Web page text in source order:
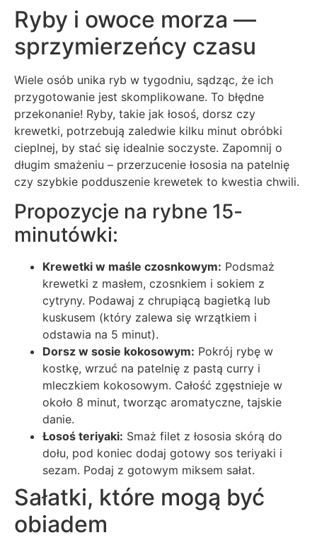
Ryby i owoce morza —
sprzymierzeńcy czasu
Wiele osób unika ryb w tygodniu, sądząc, że ich
przygotowanie jest skomplikowane. To błędne
przekonanie! Ryby, takie jak łosoś, dorsz czy
krewetki, potrzebują zaledwie kilku minut obróbki
cieplnej, by stać się idealnie soczyste. Zapomnij o
długim smażeniu – przerzucenie łososia na patelnię
czy szybkie podduszenie krewetek to kwestia chwili.
Propozycje na rybne 15-
minutówki:
Krewetki w maśle czosnkowym: Podsmaż
krewetki z masłem, czosnkiem i sokiem z
cytryny. Podawaj z chrupiącą bagietką lub
kuskusem (który zalewa się wrzątkiem i
odstawia na 5 minut).
Dorsz w sosie kokosowym: Pokrój rybę w
kostkę, wrzuć na patelnię z pastą curry i
mleczkiem kokosowym. Całość zgęstnieje w
około 8 minut, tworząc aromatyczne, tajskie
danie.
Łosoś teriyaki: Smaż filet z łososia skórą do
dołu, pod koniec dodaj gotowy sos teriyaki i
sezam. Podaj z gotowym miksem sałat.
Sałatki, które mogą być
obiadem